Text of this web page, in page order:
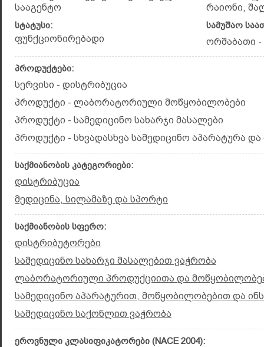
სააგენტო
რაიონი,
სტატუსი:
ფუნქციონირებადი
სამუშაო
ორშაბათი -
პროდუქტები:
სერვისი - დისტრიბუცია
პროდუქტი - ლაბორატორიული მოწყობილობები
პროდუქტი - სამედიცინო სახარჯი მასალები
პროდუქტი - სხვადასხვა სამედიცინო აპარატურა
საქმიანობის კატეგორიები:
დისტრიბუცია
მედიცინა, სილამაზე და სპორტი
საქმიანობის სფერო:
დისტრიბუტორები
სამედიცინო სახარჯი მასალებით ვაჭრობა
ლაბორატორიული პროდუქციითა და
სამედიცინო აპარატურით, მოწყობილობებით და
სამედიცინო საქონლით ვაჭრობა
ეროვნული კლასიფიკატორები (NACE 2004):